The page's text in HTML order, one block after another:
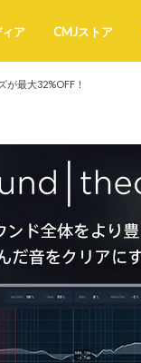
ア CMJストア
最大32%OFF！